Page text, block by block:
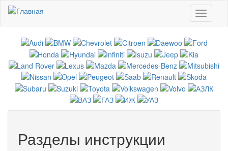
Перейти к основному содержанию
Toggle
Разделы инструкции